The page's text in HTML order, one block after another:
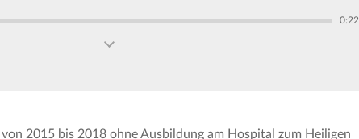
0:22
2015 bis 2018 ohne Ausbildung am Hospital zum Heiligen